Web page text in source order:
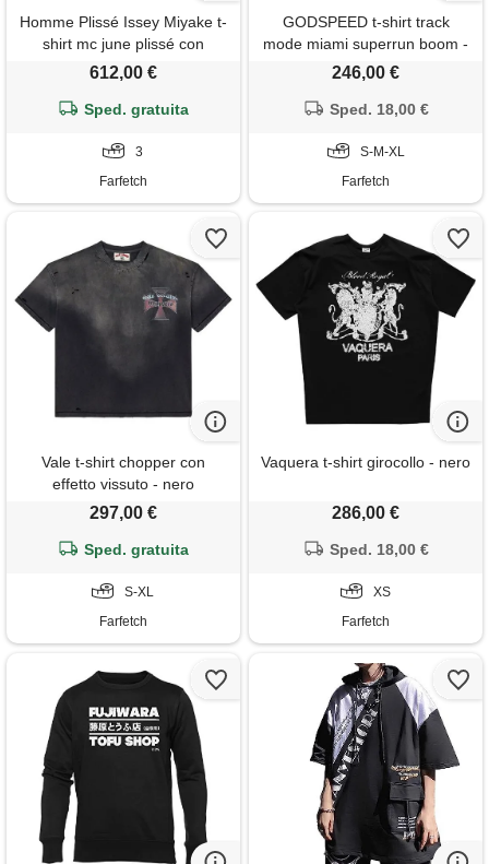
Homme Plissé Issey Miyake t-
shirt mc june plissé con
cappuccio - nero
612,00 €
Sped. gratuita
3
Farfetch
GODSPEED t-shirt track
mode miami superrun boom -
nero
246,00 €
Sped. 18,00 €
S-M-XL
Farfetch
Vale t-shirt chopper con
effetto vissuto - nero
297,00 €
Sped. gratuita
S-XL
Farfetch
Vaquera t-shirt girocollo - nero
286,00 €
Sped. 18,00 €
XS
Farfetch